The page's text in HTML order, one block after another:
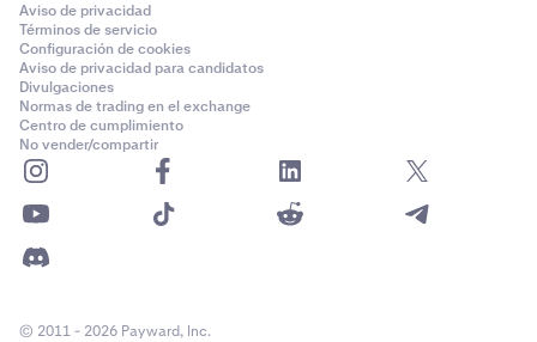
Aviso de privacidad
Términos de servicio
Configuración de cookies
Aviso de privacidad para candidatos
Divulgaciones
Normas de trading en el exchange
Centro de cumplimiento
No vender/compartir
© 2011 - 2026 Payward, Inc.